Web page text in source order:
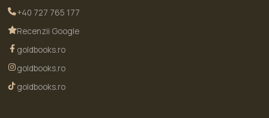
+40 727 765 177
Recenzii Google
goldbooks.ro
goldbooks.ro
goldbooks.ro